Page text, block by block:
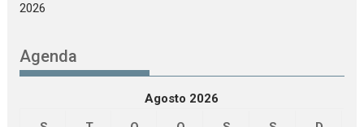
2026
Agenda
Agosto 2026